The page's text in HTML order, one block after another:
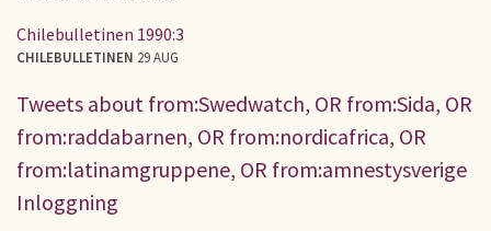
Chilebulletinen 1990:3
CHILEBULLETINEN 29 AUG
Tweets about from:Swedwatch, OR from:Sida, OR
from:raddabarnen, OR from:nordicafrica, OR
from:latinamgruppene, OR from:amnestysverige
Inloggning